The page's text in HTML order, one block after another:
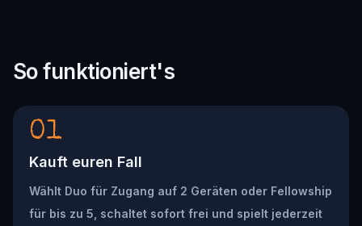
So funktioniert's
01
Kauft euren Fall
Wählt Duo für Zugang auf 2 Geräten oder Fellowship
für bis zu 5, schaltet sofort frei und spielt jederzeit